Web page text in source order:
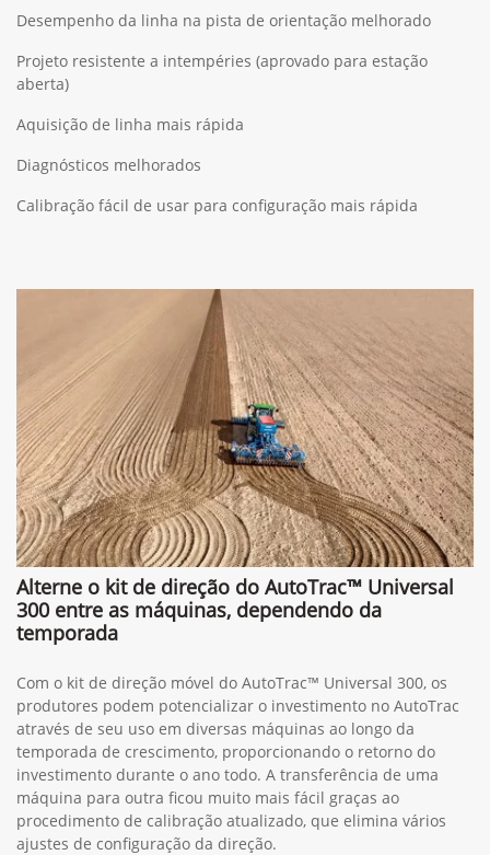
Desempenho da linha na pista de orientação melhorado
Projeto resistente a intempéries (aprovado para estação
aberta)
Aquisição de linha mais rápida
Diagnósticos melhorados
Calibração fácil de usar para configuração mais rápida
Alterne o kit de direção do AutoTrac™ Universal
300 entre as máquinas, dependendo da
temporada
Com o kit de direção móvel do AutoTrac™ Universal 300, os
produtores podem potencializar o investimento no AutoTrac
através de seu uso em diversas máquinas ao longo da
temporada de crescimento, proporcionando o retorno do
investimento durante o ano todo. A transferência de uma
máquina para outra ficou muito mais fácil graças ao
procedimento de calibração atualizado, que elimina vários
ajustes de configuração da direção.